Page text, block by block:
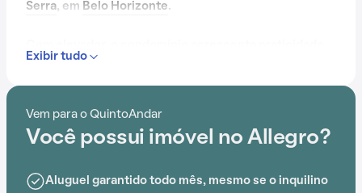
Serra, em Belo Horizonte.
aprimorada pela proximidade com Creche das
Bercário e Pré-escola, Centro de saúde Carlos
Chagas, Escola Municipal Maria das Neves e Colégio
Exibir tudo
Vem para o QuintoAndar
Você possui imóvel no Allegro?
Aluguel garantido todo mês, mesmo se o inquilino